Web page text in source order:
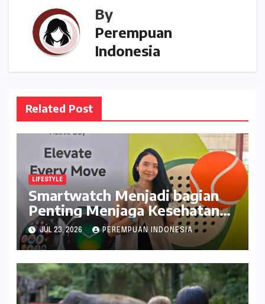
By
Perempuan
Indonesia
Related Post
LIFESTYLE
Smartwatch Menjadi bagian
Penting Menjaga Kesehatan
Bagi Perempuan
JUL 23, 2026 PEREMPUAN INDONESIA